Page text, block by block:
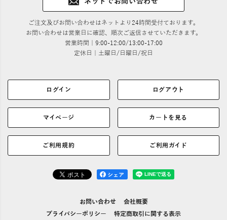
ご注文及びお問い合わせはネットより24時間受付ております。
お問い合わせは営業日に確認、順次ご返信させていただきます。
営業時間｜9:00-12:00/13:00-17:00
定休日｜土曜日/日曜日/祝日
ログイン ログアウト
マイページ カートを見る
ご利用規約 ご利用ガイド
シェア
お問い合わせ
会社概要
プライバシーポリシー
特定商取引に関する表示